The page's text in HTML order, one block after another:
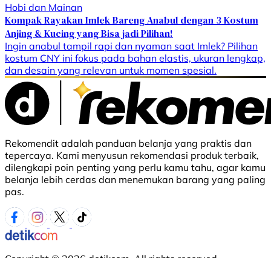
Hobi dan Mainan
Kompak Rayakan Imlek Bareng Anabul dengan 3 Kostum
Anjing & Kucing yang Bisa jadi Pilihan!
Ingin anabul tampil rapi dan nyaman saat Imlek? Pilihan
kostum CNY ini fokus pada bahan elastis, ukuran lengkap,
dan desain yang relevan untuk momen spesial.
Rekomendit adalah panduan belanja yang praktis dan
tepercaya. Kami menyusun rekomendasi produk terbaik,
dilengkapi poin penting yang perlu kamu tahu, agar kamu
belanja lebih cerdas dan menemukan barang yang paling
pas.